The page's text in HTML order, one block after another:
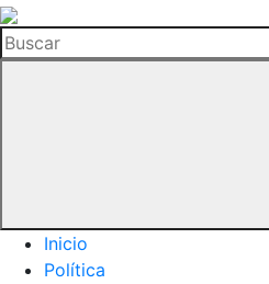
La
Hemeroteca
del
Buscar
Inicio
Política